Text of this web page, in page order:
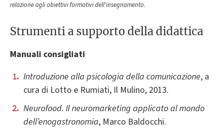
relazione agli obiettivi formativi dell'insegnamento.
Strumenti a supporto della didattica
Manuali consigliati
Introduzione alla psicologia della comunicazione, a
cura di Lotto e Rumiati, Il Mulino, 2013.
Neurofood. Il neuromarketing applicato al mondo
dell’enogastronomia, Marco Baldocchi.